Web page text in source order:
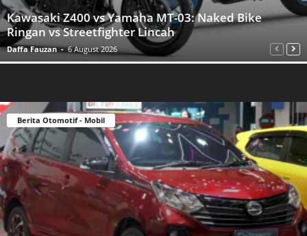
Kawasaki Z400 vs Yamaha MT-03: Naked Bike
Ringan vs Streetfighter Lincah
Daffa Fauzan - 6 August 2026
Berita Otomotif - Mobil